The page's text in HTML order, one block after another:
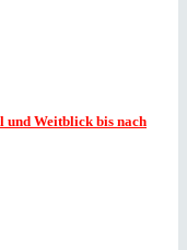
und Weitblick bis nach